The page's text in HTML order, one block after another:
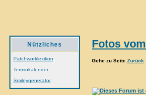
Nützliches
Patchworklexikon
Terminkalender
Smileygenerator
Fotos
Gehe zu Seite Zurück